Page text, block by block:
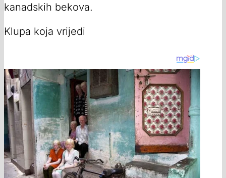
kanadskih bekova.
Klupa koja vrijedi